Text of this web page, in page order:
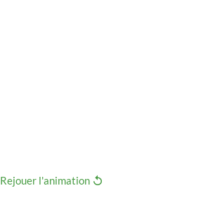
Rejouer l'animation